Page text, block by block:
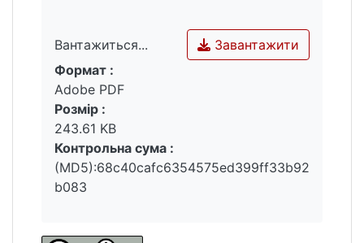
Вантажиться...
Вантажиться...
Завантажити
Формат :
Adobe PDF
Розмір :
243.61 KB
Контрольна сума :
(MD5):68c40cafc6354575ed399ff33b92
b083